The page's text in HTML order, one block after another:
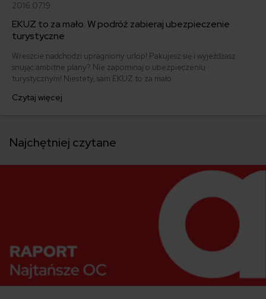
2016.07.19
EKUZ to za mało. W podróż zabieraj ubezpieczenie
turystyczne
Wreszcie nadchodzi upragniony urlop! Pakujesz się i wyjeżdżasz
snując ambitne plany? Nie zapominaj o ubezpieczeniu
turystycznym! Niestety, sam EKUZ to za mało.
Czytaj więcej
Najchętniej czytane